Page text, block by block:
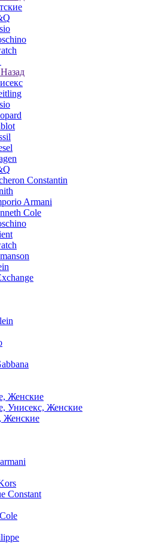
Назад
Constantin
Armani
Cole
Женские
Унисекс, Женские
Женские
Constant